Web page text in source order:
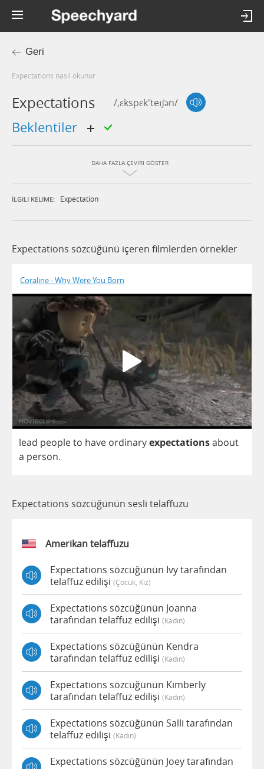
Geri
expectations nasıl okunur
Expectations /,ɛkspɛk'teɪʃən/
beklentiler
DAHA FAZLA ÇEVIRI GÖSTER
İLGILI KELIME: Expectation
Expectations sözcüğünü içeren filmlerden örnekler
Coraline - Why Were You Born
lead peopleto have ordinaryexpectationsabout
a person.
Expectations sözcüğünün sesli telaffuzu
Amerikan telaffuzu
Expectations sözcüğünün Ivy tarafından
telaffuz edilişi (çocuk, Kız)
Expectations sözcüğünün Joanna
tarafından telaffuz edilişi (kadın)
Expectations sözcüğünün Kendra
tarafından telaffuz edilişi (kadın)
Expectations sözcüğünün Kimberly
tarafından telaffuz edilişi (kadın)
Expectations sözcüğünün Salli tarafından
telaffuz edilişi (kadın)
Expectations sözcüğünün Joey tarafından